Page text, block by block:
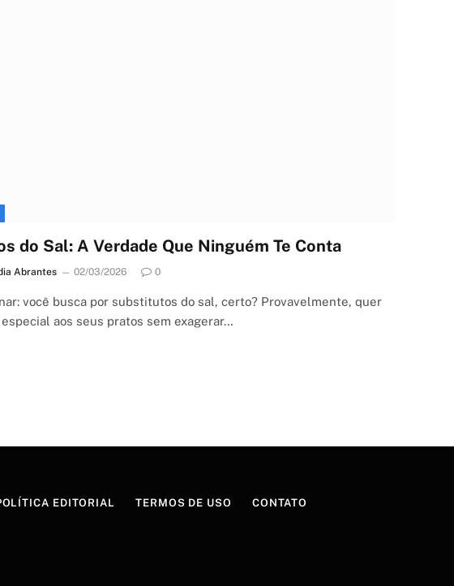
do Sal: A Verdade Que Ninguém Te Conta
Abrantes 02/03/2026 0
você busca por substitutos do sal, certo? Provavelmente, quer
aos seus pratos sem exagerar…
EDITORIAL TERMOS DE USO CONTATO